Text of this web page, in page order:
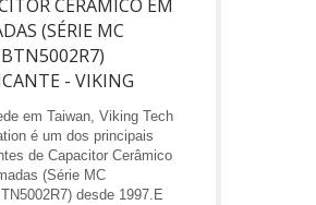
CERÂMICO EM
(SÉRIE MC
- VIKING
em Taiwan, Viking Tech
é um dos principais
de Capacitor Cerâmico
(Série MC
desde 1997.E